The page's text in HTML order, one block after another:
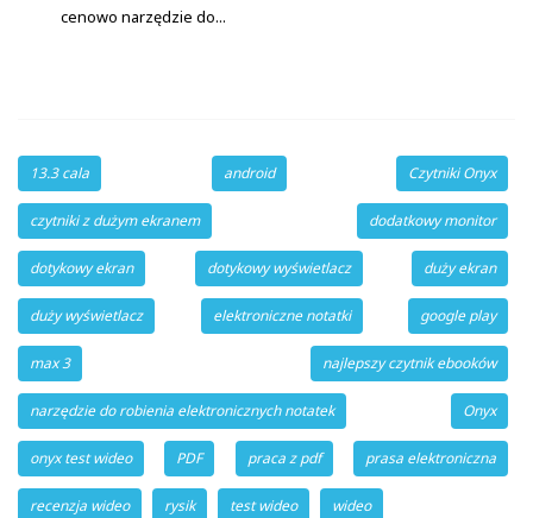
cenowo narzędzie do...
13.3 cala android Czytniki Onyx
czytniki z dużym ekranem dodatkowy monitor
dotykowy ekran dotykowy wyświetlacz duży ekran
duży wyświetlacz elektroniczne notatki google play
max 3 najlepszy czytnik ebooków
narzędzie do robienia elektronicznych notatek Onyx
onyx test wideo PDF praca z pdf prasa elektroniczna
recenzja wideo rysik test wideo wideo